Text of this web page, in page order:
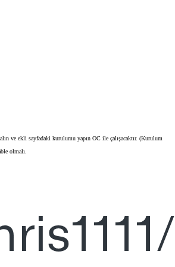
ve ekli sayfadaki kurulumu yapın OC ile çalışacaktır. (Kurulum
olmalı.